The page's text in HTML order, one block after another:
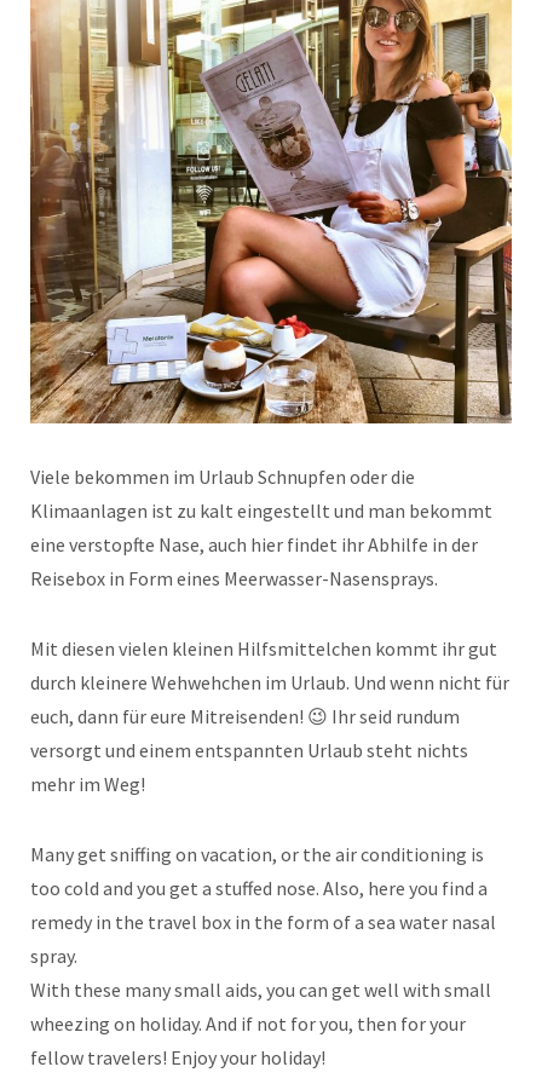
Viele bekommen im Urlaub Schnupfen oder die
Klimaanlagen ist zu kalt eingestellt und man bekommt
eine verstopfte Nase, auch hier findet ihr Abhilfe in der
Reisebox in Form eines Meerwasser-Nasensprays.
Mit diesen vielen kleinen Hilfsmittelchen kommt ihr gut
durch kleinere Wehwehchen im Urlaub. Und wenn nicht für
euch, dann für eure Mitreisenden! 😉 Ihr seid rundum
versorgt und einem entspannten Urlaub steht nichts
mehr im Weg!
Many get sniffing on vacation, or the air conditioning is
too cold and you get a stuffed nose. Also, here you find a
remedy in the travel box in the form of a sea water nasal
spray.
With these many small aids, you can get well with small
wheezing on holiday. And if not for you, then for your
fellow travelers! Enjoy your holiday!